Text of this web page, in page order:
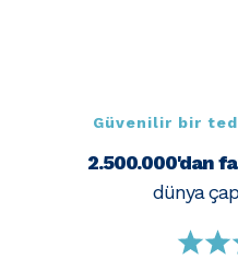
Güvenilir bir
2.500.000'dan
dünya